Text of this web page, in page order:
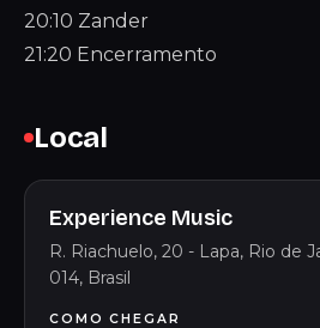
20:10 Zander
21:20 Encerramento
Local
Experience Music
R. Riachuelo, 20 - Lapa, Rio de
014, Brasil
COMO CHEGAR